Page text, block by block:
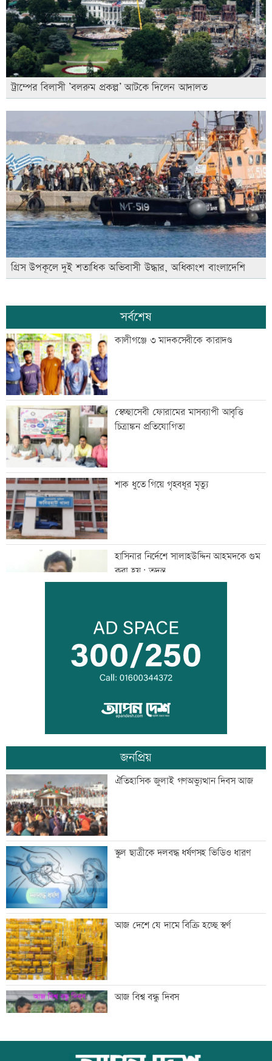
ট্রাম্পের বিলাসী ’বলরুম প্রকল্প’ আটকে দিলেন আদালত
গ্রিস উপকূলে দুই শতাধিক অভিবাসী উদ্ধার, অধিকাংশ বাংলাদেশি
সর্বশেষ
কালীগঞ্জে ৩ মাদকসেবীকে কারাদণ্ড
স্বেচ্ছাসেবী ফোরামের মাসব্যাপী আবৃত্তি
চিত্রাঙ্কন প্রতিযোগিতা
শাক ধুতে গিয়ে গৃহবধূর মৃত্যু
হাসিনার নির্দেশে সালাহউদ্দিন আহমদকে গুম
করা হয়: তদন্ত
তরুণদের নেতৃত্বেই প্রযুক্তিনির্ভর উন্নয়ন হবে:
তথ্যপ্রযুক্তিমন্ত্রী
লক্ষ্মীপুর জেলা প্রশাসনের ১৪ কর্মকর্তা-
কর্মচারীর বিদায়ী সংবর্ধনা
সব শর্ত মেনে নিলে হরমুজ খুলবো: ইরান
মেসির বাবা মারা গেছেন
বিএনপি গণমাধ্যমের স্বাধীনতায় বিশ্বাস করে:
প্রতিমন্ত্রী টুকু
তিস্তা মহাপরিকল্পনার কাজ শিগগিরই শুরু
হচ্ছে: প্রতিমন্ত্রী ফরহাদ
জনপ্রিয়
ঐতিহাসিক জুলাই গণঅভ্যুত্থান দিবস আজ
স্কুল ছাত্রীকে দলবদ্ধ ধর্ষণসহ ভিডিও ধারণ
আজ দেশে যে দামে বিক্রি হচ্ছে স্বর্ণ
আজ বিশ্ব বন্ধু দিবস